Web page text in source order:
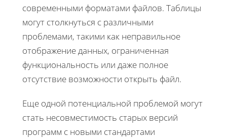
современными форматами файлов. Таблицы
могут столкнуться с различными
проблемами, такими как неправильное
отображение данных, ограниченная
функциональность или даже полное
отсутствие возможности открыть файл.
Еще одной потенциальной проблемой могут
стать несовместимость старых версий
программ с новыми стандартами